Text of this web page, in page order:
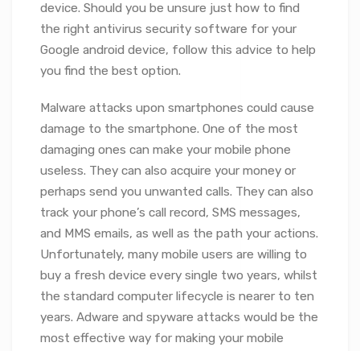
device. Should you be unsure just how to find
the right antivirus security software for your
Google android device, follow this advice to help
you find the best option.
Malware attacks upon smartphones could cause
damage to the smartphone. One of the most
damaging ones can make your mobile phone
useless. They can also acquire your money or
perhaps send you unwanted calls. They can also
track your phone’s call record, SMS messages,
and MMS emails, as well as the path your actions.
Unfortunately, many mobile users are willing to
buy a fresh device every single two years, whilst
the standard computer lifecycle is nearer to ten
years. Adware and spyware attacks would be the
most effective way for making your mobile